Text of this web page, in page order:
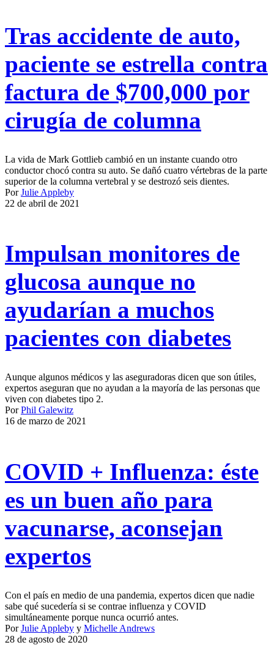
Tras accidente de auto,
paciente se estrella contra
factura de $700,000 por
cirugía de columna
La vida de Mark Gottlieb cambió en un instante cuando otro
conductor chocó contra su auto. Se dañó cuatro vértebras de la parte
superior de la columna vertebral y se destrozó seis dientes.
PorJulie Appleby
22 de abril de 2021
Impulsan monitores de
glucosa aunque no
ayudarían a muchos
pacientes con diabetes
Aunque algunos médicos y las aseguradoras dicen que son útiles,
expertos aseguran que no ayudan a la mayoría de las personas que
viven con diabetes tipo 2.
PorPhil Galewitz
16 de marzo de 2021
COVID + Influenza: éste
es un buen año para
vacunarse, aconsejan
expertos
Con el país en medio de una pandemia, expertos dicen que nadie
sabe qué sucedería si se contrae influenza y COVID
simultáneamente porque nunca ocurrió antes.
PorJulie Appleby y Michelle Andrews
28 de agosto de 2020